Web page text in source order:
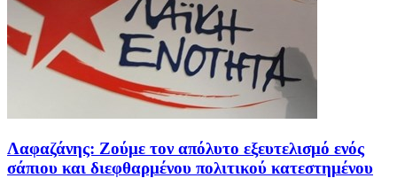
Λαφαζάνης: Ζούμε τον απόλυτο εξευτελισμό ενός
σάπιου και διεφθαρμένου πολιτικού κατεστημένου